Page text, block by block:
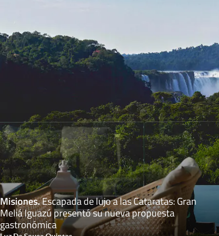
Misiones.Escapada de lujo a las Cataratas: Gran
Meliá Iguazú presentó su nueva propuesta
gastronómica